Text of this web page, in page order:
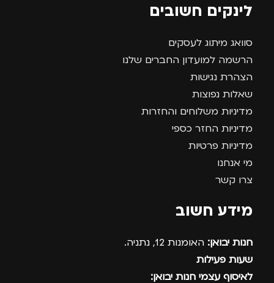
לינקים חשובים
סוואג מיתוג לעסקים
הרשמה למועדון החברים שלנו
הצהרת נגישות
שאלות נפוצות
מדיניות משלוחים והחזרות
מדיניות החזר כספי
מדיניות פרטיות
מי אנחנו
צרו קשר
מידע חשוב
חנות יבואן: האומנות 12, נתניה.
שעות פעילות
לאיסוף עצמי חנות יבואן: